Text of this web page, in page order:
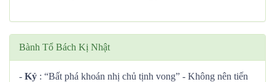
Bành Tổ Bách Kị Nhật
- Kỷ : “Bất phá khoán nhị chủ tịnh vong” - Không nên tiến